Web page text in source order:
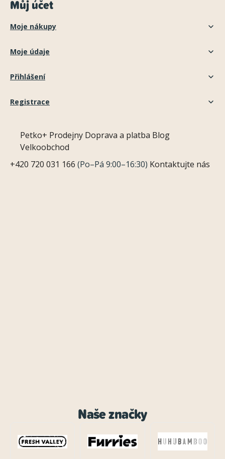
Můj účet
Moje nákupy
Moje údaje
Přihlášení
Registrace
Petko+ Prodejny Doprava a platba Blog
Velkoobchod
+420 720 031 166 (Po–Pá 9:00–16:30) Kontaktujte nás
Naše značky